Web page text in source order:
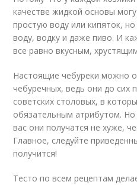
качестве жидкой основы
простую воду или кипяток,
воду, водку и даже пиво. И
все равно вкусным,
Настоящие чебуреки можно
чебуречных, ведь они до сих
советских столовых, в
обязательным атрибутом. Но
вас они получатся не хуже,
Главное, следуйте
получится!
Тесто по всем рецептам